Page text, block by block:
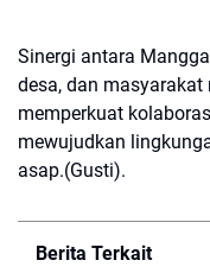
Sinergi antara
desa, dan
memperkuat
mewujudkan
asap.(Gusti).
Berita Terkait